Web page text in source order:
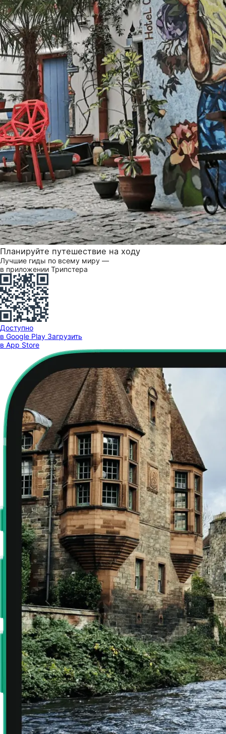
Планируйте путешествие на ходу
Лучшие гиды по всему миру —
в приложении Трипстера
Доступно
в Google Play Загрузить
в App Store